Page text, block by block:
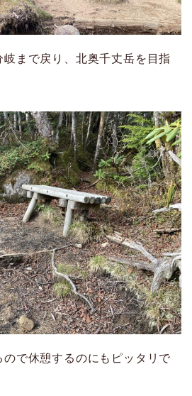
岐まで戻り、北奥千丈岳を目指
で休憩するのにもピッタリで